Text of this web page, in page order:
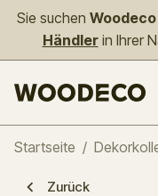
Sie suchen
Händlerin Ihrer
Startseite /
Zurück